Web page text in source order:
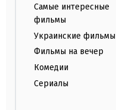
Самые интересные
фильмы
Украинские фильмы
Фильмы на вечер
Комедии
Сериалы